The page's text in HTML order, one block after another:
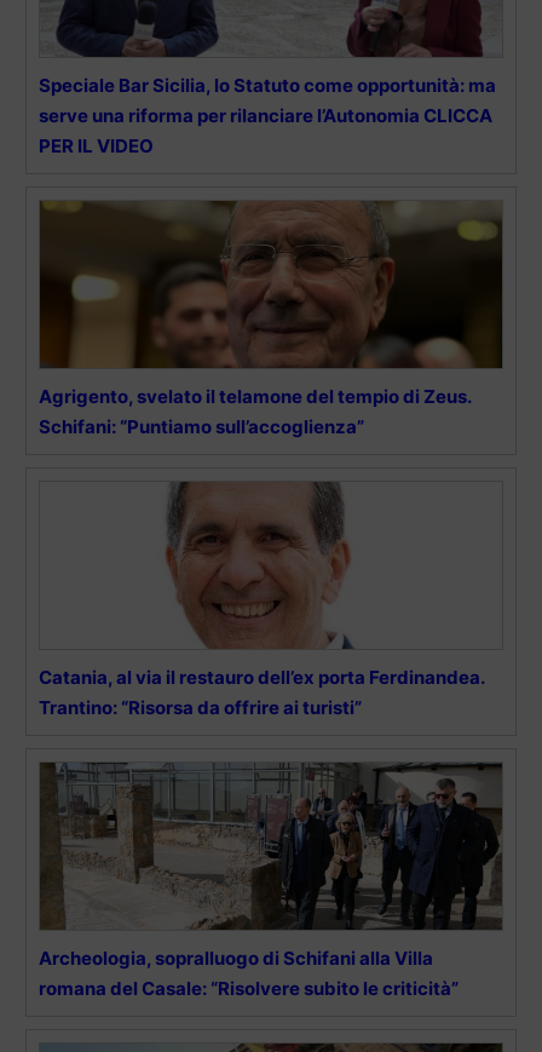
Speciale Bar Sicilia, lo Statuto come opportunità: ma
serve una riforma per rilanciare l’Autonomia CLICCA
PER IL VIDEO
Agrigento, svelato il telamone del tempio di Zeus.
Schifani: “Puntiamo sull’accoglienza”
Catania, al via il restauro dell’ex porta Ferdinandea.
Trantino: “Risorsa da offrire ai turisti”
Archeologia, sopralluogo di Schifani alla Villa
romana del Casale: “Risolvere subito le criticità”